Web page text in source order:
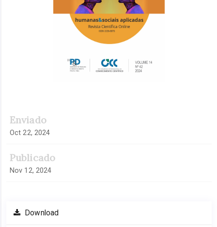
Enviado
Oct 22, 2024
Publicado
Nov 12, 2024
Download